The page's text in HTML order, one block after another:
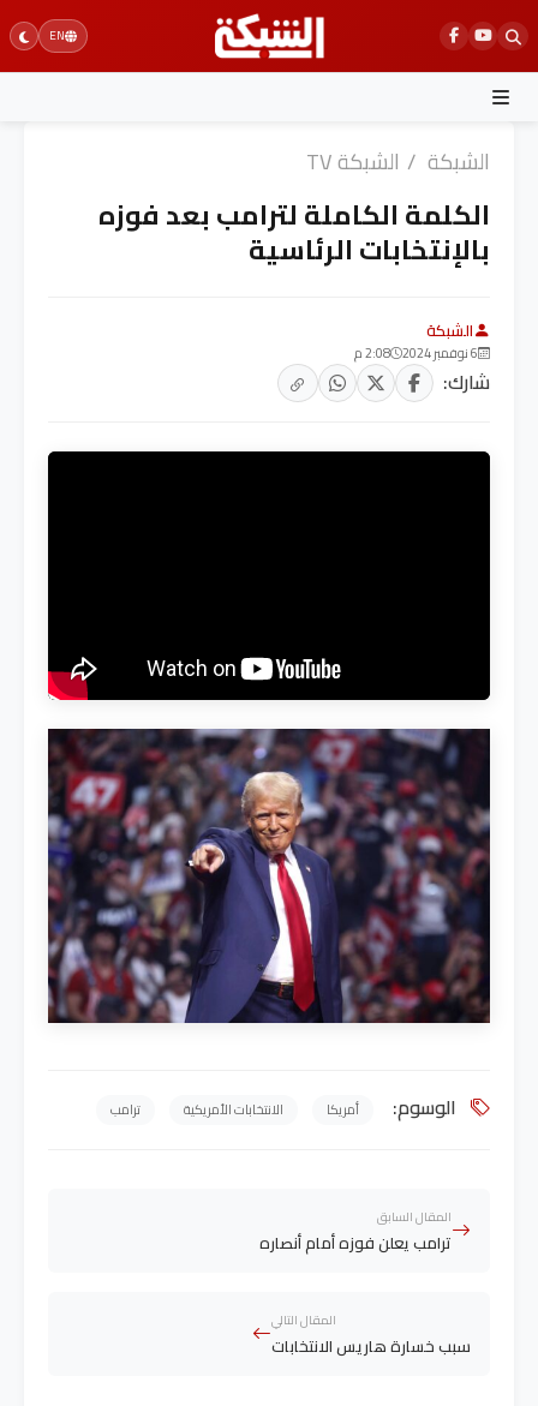
Skip
to
content
EN
الشبكة / الشبكة TV
الكلمة الكاملة لترامب بعد فوزه
بالإنتخابات الرئاسية
الشبكة
6 نوفمبر 2024 2:08 م
شارك:
الوسوم: أمريكا الانتخابات الأمريكية ترامب
المقال السابق
ترامب يعلن فوزه أمام أنصاره
المقال التالي
سبب خسارة هاريس الانتخابات